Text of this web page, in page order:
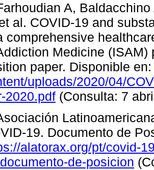
A,
al. COVID-19 and
comprehensive
Medicine
paper. Disponible
uploads/2020/04/
2020.pdf (Consulta: 7
19. Documento de
alatorax.org/pt/covid-
de-posicion